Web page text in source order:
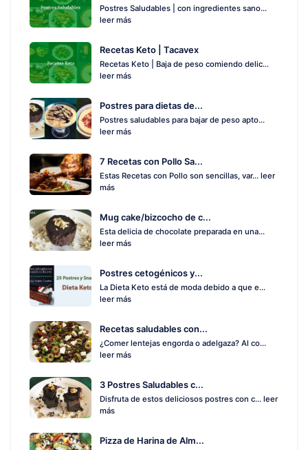
Postres Saludables | con ingredientes sano...
leer más
Recetas Keto | Tacavex
Recetas Keto | Baja de peso comiendo delic...
leer más
Postres para dietas de...
Postres saludables para bajar de peso apto...
leer más
7 Recetas con Pollo Sa...
Estas Recetas con Pollo son sencillas, var... leer
más
Mug cake/bizcocho de c...
Esta delicia de chocolate preparada en una...
leer más
Postres cetogénicos y...
La Dieta Keto está de moda debido a que e...
leer más
Recetas saludables con...
¿Comer lentejas engorda o adelgaza? Al co...
leer más
3 Postres Saludables c...
Disfruta de estos deliciosos postres con c... leer
más
Pizza de Harina de Alm...